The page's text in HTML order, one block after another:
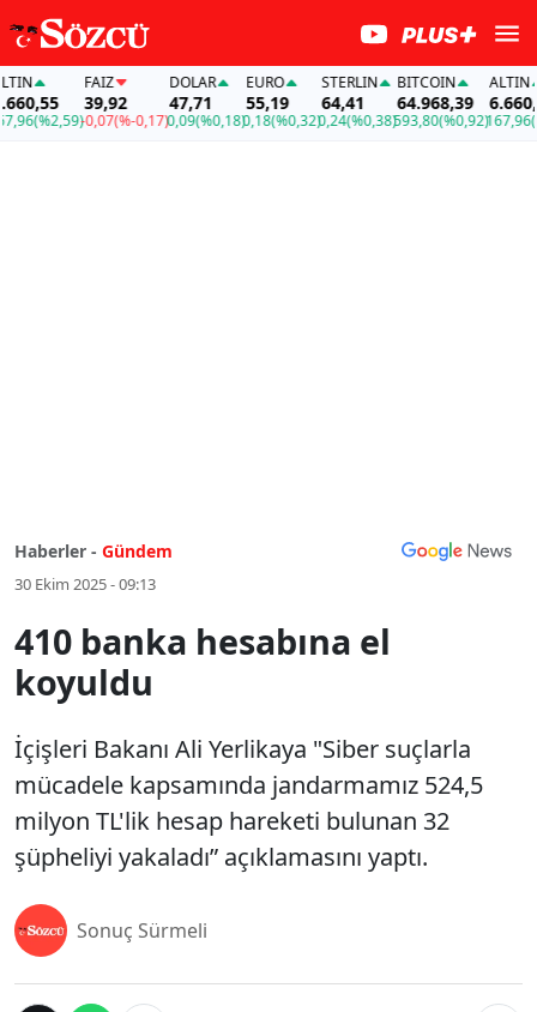
(%2,59)
FAİZ
39,92
-0,07(%-0,17)
DOLAR
47,71
0,09(%0,18)
EURO
55,19
0,18(%0,32)
STERLIN
64,41
0,24(%0,38)
BITCOIN
64.968,39
593,80(%0,92)
ALTIN
6.660,55
167,96
Haberler - Gündem
30 Ekim 2025 - 09:13
410 banka hesabına el
koyuldu
İçişleri Bakanı Ali Yerlikaya "Siber suçlarla
mücadele kapsamında jandarmamız 524,5
milyon TL'lik hesap hareketi bulunan 32
şüpheliyi yakaladı” açıklamasını yaptı.
Sonuç Sürmeli